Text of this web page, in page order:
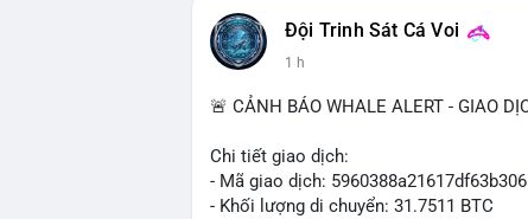
Đội Trinh Sát Cá Voi
1 h
🚨 CẢNH BÁO WHALE ALERT - GIAO
Chi tiết giao dịch:
- Mã giao dịch:
- Khối lượng di chuyển: 31.7511 BTC